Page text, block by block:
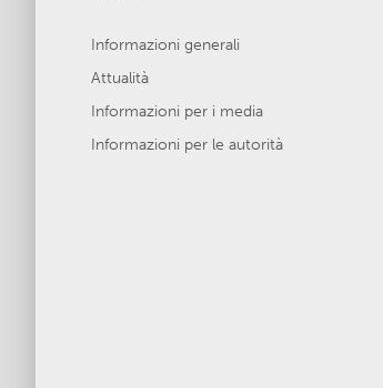
Informazioni generali
Attualità
Informazioni per i media
Informazioni per le autorità